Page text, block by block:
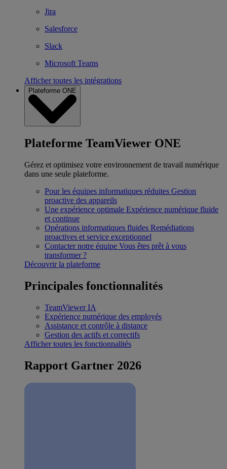
Jira
Salesforce
Slack
Microsoft Teams
Afficher toutes les intégrations
Plateforme ONE
Plateforme TeamViewer ONE
Gérez et optimisez votre environnement de travail numérique
dans une seule plateforme.
Pour les équipes informatiques réduites Gestion
proactive des appareils
Une expérience optimale Expérience numérique fluide
et continue
Opérations informatiques fluides Remédiations
proactives et service exceptionnel
Contacter notre équipe Vous êtes prêt à vous
transformer ?
Découvrir la plateforme
Principales fonctionnalités
TeamViewer IA
Expérience numérique des employés
Assistance et contrôle à distance
Gestion des actifs et correctifs
Afficher toutes les fonctionnalités
Rapport Gartner 2026